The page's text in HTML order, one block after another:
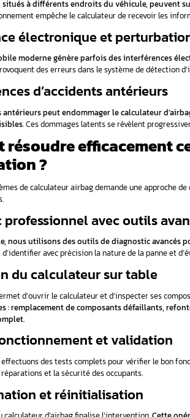
informations techniques permettent
appropriée.
Dysfonctionnement
symptôme le plus grave : l’airbag ne se
et nécessite une intervention
Alertes intermittentes
témoins qui s’allument puis s’éteignent
affectant la communication du
Quelles sont les
airbag
facteurs peuvent provoquer une
l’origine du problème.
Défauts de câblage et
ou l’usure naturelle perturbent la
type de problème de communication des
également fréquemment touchées
du groupe Volkswagen-Audi.